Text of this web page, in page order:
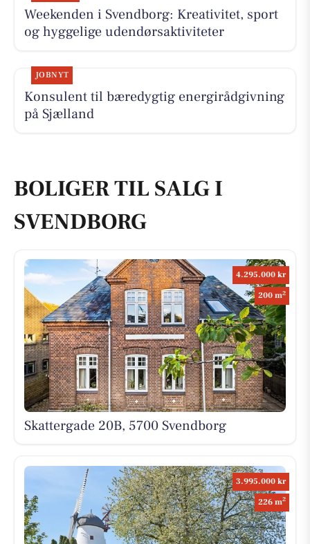
Weekenden i Svendborg: Kreativitet, sport
og hyggelige udendørsaktiviteter
JOBNYT
Konsulent til bæredygtig energirådgivning
på Sjælland
BOLIGER TIL SALG I
SVENDBORG
4.295.000 kr
200 m2
Skattergade 20B, 5700 Svendborg
3.995.000 kr
226 m2